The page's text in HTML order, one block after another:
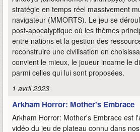
stratégie en temps réel massivement
navigateur (MMORTS). Le jeu se
post-apocalyptique où les thèmes
entre nations et la gestion des
reconstruire une civilisation en
convient le mieux, le joueur incarne le
parmi celles qui lui sont proposées.
1 avril 2023
Arkham Horror: Mother's Embrace
Arkham Horror: Mother's Embrace est
vidéo du jeu de plateau connu dans